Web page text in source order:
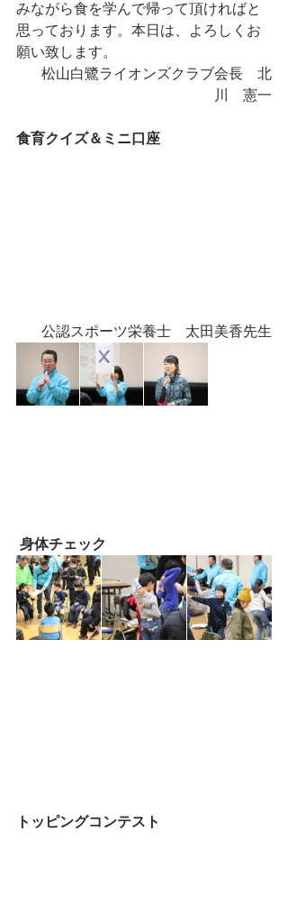
みながら食を学んで帰って頂ければと
思っております。本日は、よろしくお
願い致します。
松山白鷺ライオンズクラブ会長　北
川　憲一
食育クイズ＆ミニ口座
公認スポーツ栄養士　太田美香先生
身体チェック
トッピングコンテスト